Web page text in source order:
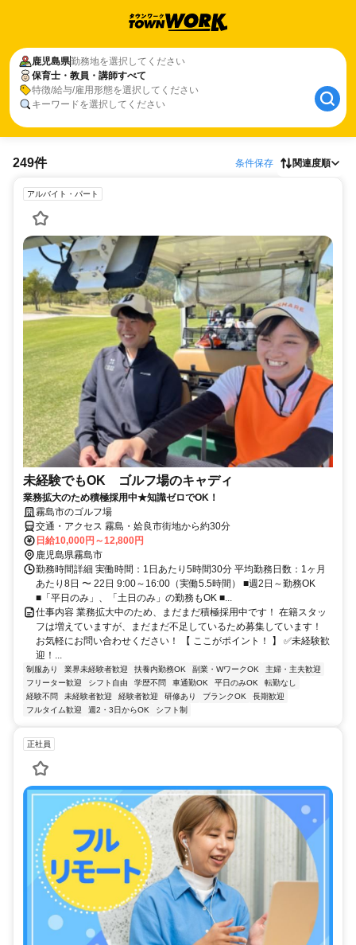
鹿児島県勤務地を選択してください
保育士・教員・講師すべて
特徴/給与/雇用形態を選択してください
キーワードを選択してください
249件 条件保存 関連度順
アルバイト・パート
未経験でもOK ゴルフ場のキャディ
業務拡大のため積極採用中★知識ゼロでOK！
霧島市のゴルフ場
交通・アクセス 霧島・姶良市街地から約30分
日給10,000円～12,800円
鹿児島県霧島市
勤務時間詳細 実働時間：1日あたり5時間30分 平均勤務日数：1ヶ月
あたり8日 〜 22日 9:00～16:00（実働5.5時間） ■週2日～勤務OK
■「平日のみ」、「土日のみ」の勤務もOK ■...
仕事内容 業務拡大中のため、まだまだ積極採用中です！ 在籍スタッ
フは増えていますが、まだまだ不足しているため募集しています！
お気軽にお問い合わせください！ 【 ここがポイント！ 】 ✅未経験歓
迎！...
制服あり 業界未経験者歓迎 扶養内勤務OK 副業・WワークOK
主婦・主夫歓迎
フリーター歓迎
シフト自由 学歴不問 車通勤OK 平日のみOK
転勤なし
経験不問
未経験者歓迎 経験者歓迎 研修あり ブランクOK
長期歓迎
フルタイム歓迎
週2・3日からOK シフト制
正社員